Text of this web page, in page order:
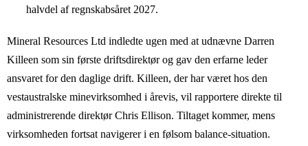
halvdel af regnskabsåret 2027.
Mineral Resources Ltd indledte ugen med at udnævne Darren
Killeen som sin første driftsdirektør og gav den erfarne leder
ansvaret for den daglige drift. Killeen, der har været hos den
vestaustralske minevirksomhed i årevis, vil rapportere direkte til
administrerende direktør Chris Ellison. Tiltaget kommer, mens
virksomheden fortsat navigerer i en følsom balance-situation.